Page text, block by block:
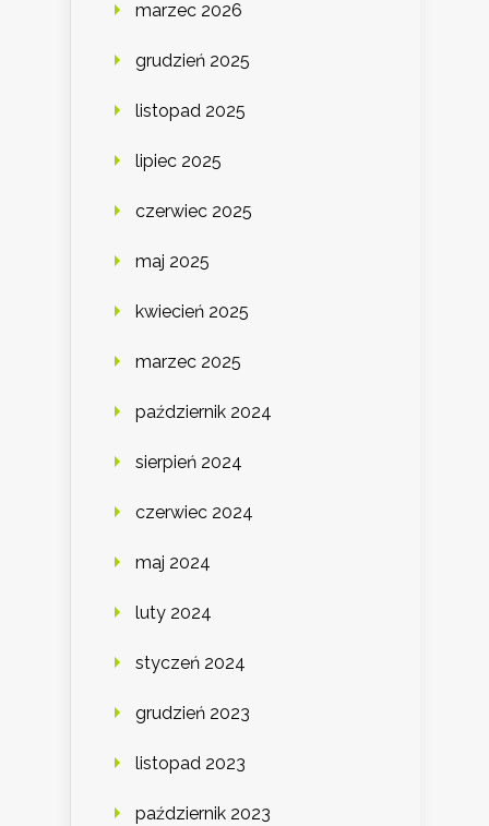
marzec 2026
grudzień 2025
listopad 2025
lipiec 2025
czerwiec 2025
maj 2025
kwiecień 2025
marzec 2025
październik 2024
sierpień 2024
czerwiec 2024
maj 2024
luty 2024
styczeń 2024
grudzień 2023
listopad 2023
październik 2023